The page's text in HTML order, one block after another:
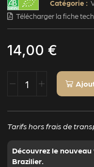
Catégorie :
Télécharger la fiche
14,00 €
Tarifs hors frais de
Découvrez le
Brazilier.